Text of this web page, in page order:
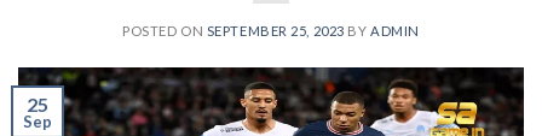
POSTED ON SEPTEMBER 25, 2023 BY ADMIN
25
Sep